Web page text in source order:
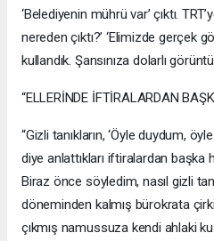
‘Belediyenin mührü var’ çıktı.
nereden çıktı?’ ‘Elimizde gerçek
kullandık. Şansınıza dolarlı görüntü
“ELLERİNDE İFTİRALARDAN
“Gizli tanıkların, ‘Öyle duydum,
diye anlattıkları iftiralardan başka
Biraz önce söyledim, nasıl gizli
döneminden kalmış bürokrata
çıkmış namussuza kendi ahlaki